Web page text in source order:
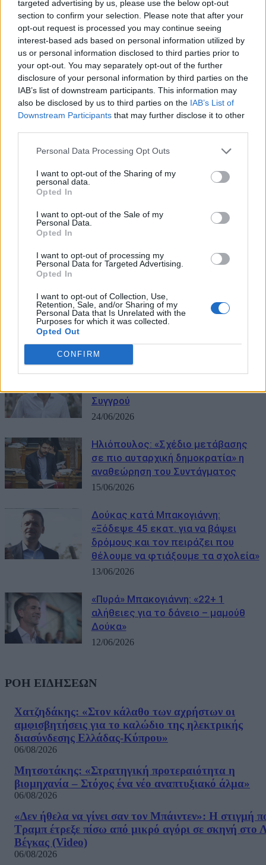
targeted advertising by us, please use the below opt-out
section to confirm your selection. Please note that after your
opt-out request is processed you may continue seeing
interest-based ads based on personal information utilized by
us or personal information disclosed to third parties prior to
your opt-out. You may separately opt-out of the further
disclosure of your personal information by third parties on the
IAB’s list of downstream participants. This information may
also be disclosed by us to third parties on the IAB’s List of
Downstream Participants that may further disclose it to other
Personal Data Processing Opt Outs
I want to opt-out of the Sharing of my
personal data.
Opted In
I want to opt-out of the Sale of my
Personal Data.
Opted In
I want to opt-out of processing my
Personal Data for Targeted Advertising.
Opted In
I want to opt-out of Collection, Use,
Retention, Sale, and/or Sharing of my
Personal Data that Is Unrelated with the
Purposes for which it was collected.
Opted Out
CONFIRM
ΜΠΟΡΕΙ ΝΑ ΣΑΣ ΕΝΔΙΑΦΕΡΕΙ
στην Κυψέλη: Ο Δήμος Αθηναίων
21/07/2026
ΠΑΣΟΚ: «Στο θέμα της
τρομοκρατίας έχει μία ξεκάθαρη
16/07/2026
Ο Μπακογιάννης τα βάζει με τον
Συγγρού
24/06/2026
Ηλιόπουλος: «Σχέδιο μετάβασης
σε πιο αυταρχική δημοκρατία» η
αναθεώρηση του Συντάγματος
15/06/2026
Δούκας κατά Μπακογιάννη:
«Ξόδεψε 45 εκατ. για να βάψει
δρόμους και τον πειράζει που
θέλουμε να φτιάξουμε τα σχολεία»
13/06/2026
«Πυρά» Μπακογιάννη: «22+ 1
αλήθειες για το δάνειο – μαμούθ
Δούκα»
12/06/2026
ΡΟΗ ΕΙΔΗΣΕΩΝ
Χατζηδάκης: «Στον κάλαθο των αχρήστων οι
αμφισβητήσεις για το καλώδιο της ηλεκτρικής
διασύνδεσης Ελλάδας-Κύπρου»
06/08/2026
Μητσοτάκης: «Στρατηγική προτεραιότητα η
βιομηχανία – Στόχος ένα νέο αναπτυξιακό άλμα»
06/08/2026
«Δεν ήθελα να γίνει σαν τον Μπάιντεν»: Η στιγμή
Τραμπ έτρεξε πίσω από μικρό αγόρι σε σκηνή στο
Βέγκας (Video)
06/08/2026